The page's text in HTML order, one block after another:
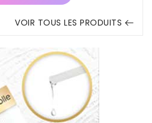
VOIR TOUS LES PRODUITS